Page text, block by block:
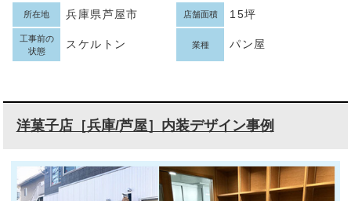
所在地 兵庫県芦屋市 店舗面積 15坪
工事前の
状態
スケルトン 業種 パン屋
洋菓子店［兵庫/芦屋］内装デザイン事例